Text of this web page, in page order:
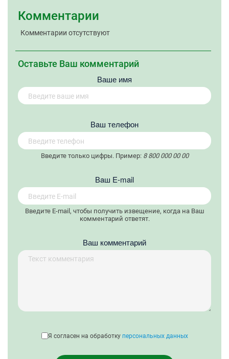
Комментарии
Комментарии отсутствуют
Оставьте Ваш комментарий
Ваше имя
Вaш телефон
Введите только цифры. Пример: 8 800 000 00 00
Вaш E-mail
Введите E-mail, чтобы получить извещение, когда на Ваш
комментарий ответят.
Ваш комментарий
Я согласен на обработку персональных данных